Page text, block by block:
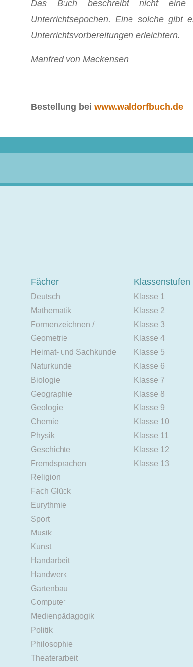
Das Buch beschreibt nicht eine
Unterrichtsepochen. Eine solche gibt
Unterrichtsvorbereitungen erleichtern.
Manfred von Mackensen
Bestellung bei www.waldorfbuch.de
Fächer
Deutsch
Mathematik
Formenzeichnen /
Geometrie
Heimat- und Sachkunde
Naturkunde
Biologie
Geographie
Geologie
Chemie
Physik
Geschichte
Fremdsprachen
Religion
Fach Glück
Eurythmie
Sport
Musik
Kunst
Handarbeit
Handwerk
Gartenbau
Computer
Medienpädagogik
Politik
Philosophie
Theaterarbeit
Klassenstufen
Klasse 1
Klasse 2
Klasse 3
Klasse 4
Klasse 5
Klasse 6
Klasse 7
Klasse 8
Klasse 9
Klasse 10
Klasse 11
Klasse 12
Klasse 13